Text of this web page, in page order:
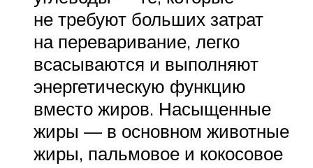
не требуют больших затрат
на переваривание, легко
всасываются и выполняют
энергетическую функцию
вместо жиров. Насыщенные
жиры — в основном животные
жиры, пальмовое и кокосовое